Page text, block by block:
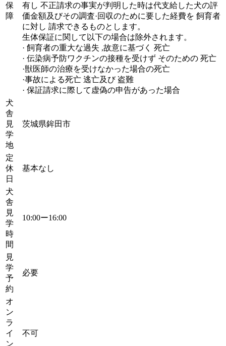
保
障
有し 不正請求の事実が判明した時は代支給した犬の評
価金額及びその調査·回収のために要した経費を 飼育者
に対し 請求できるものとします。
生体保証に関して以下の場合は除外されます。
· 飼育者の重大な過失 ,故意に基づく 死亡
· 伝染病予防ワクチンの接種を受けず そのための 死亡
·獣医師の治療を受けなかった場合の死亡
·事故による死亡 逃亡及び 盗難
· 保証請求に際して虚偽の申告があった場合
犬
舎
見
学
地
茨城県鉾田市
定
休
日
基本なし
犬
舎
見
学
時
間
10:00ー16:00
見
学
予
約
必要
オ
ン
ラ
イ
ン
不可